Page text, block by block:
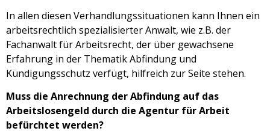
In allen diesen Verhandlungssituationen kann Ihnen ein
arbeitsrechtlich spezialisierter Anwalt, wie z.B. der
Fachanwalt für Arbeitsrecht, der über gewachsene
Erfahrung in der Thematik Abfindung und
Kündigungsschutz verfügt, hilfreich zur Seite stehen.
Muss die Anrechnung der Abfindung auf das
Arbeitslosengeld durch die Agentur für Arbeit
befürchtet werden?